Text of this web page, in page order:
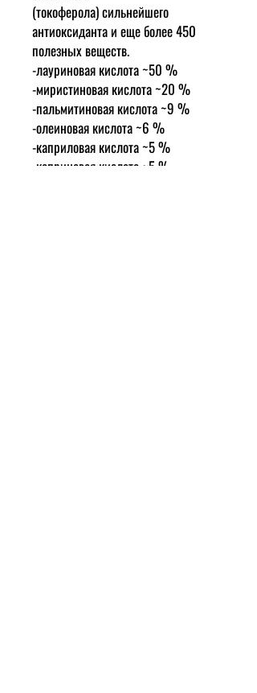
(токоферола) сильнейшего
антиоксиданта и еще более 450
полезных веществ.
-лауриновая кислота ~50 %
-миристиновая кислота ~20 %
-пальмитиновая кислота ~9 %
-олеиновая кислота ~6 %
-каприловая кислота ~5 %
-каприновая кислота ~5 %